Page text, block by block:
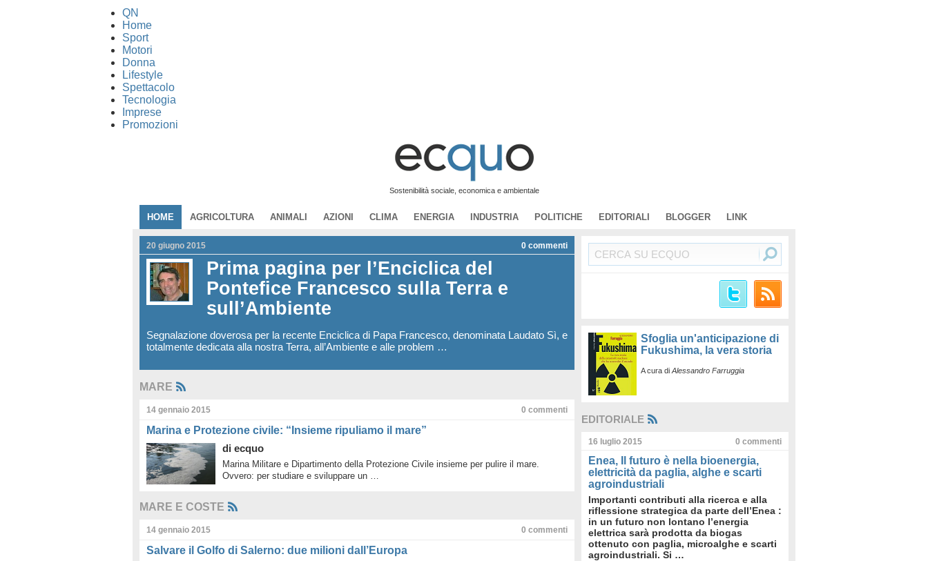
QN
Home
Sport
Motori
Donna
Lifestyle
Spettacolo
Tecnologia
Imprese
Promozioni
Sostenibilità sociale, economica e ambientale
HOME AGRICOLTURA ANIMALI AZIONI CLIMA ENERGIA INDUSTRIA POLITICHE EDITORIALI BLOGGER LINK
20 giugno 2015 0 commenti
Prima pagina per l’Enciclica del
Pontefice Francesco sulla Terra e
sull’Ambiente
Segnalazione doverosa per la recente Enciclica di Papa Francesco, denominata Laudato Sì, e
totalmente dedicata alla nostra Terra, all’Ambiente e alle problem …
MARE
14 gennaio 2015 0 commenti
Marina e Protezione civile: “Insieme ripuliamo il mare”
di ecquo
Marina Militare e Dipartimento della Protezione Civile insieme per pulire il mare.
Ovvero: per studiare e sviluppare un …
MARE E COSTE
14 gennaio 2015 0 commenti
Salvare il Golfo di Salerno: due milioni dall’Europa
Sfoglia un'anticipazione di
Fukushima, la vera storia
A cura di Alessandro Farruggia
EDITORIALE
16 luglio 2015 0 commenti
Enea, Il futuro è nella bioenergia,
elettricità da paglia, alghe e scarti
agroindustriali
Importanti contributi alla ricerca e alla
riflessione strategica da parte dell’Enea :
in un futuro non lontano l’energia
elettrica sarà prodotta da biogas
ottenuto con paglia, microalghe e scarti
agroindustriali. Si …